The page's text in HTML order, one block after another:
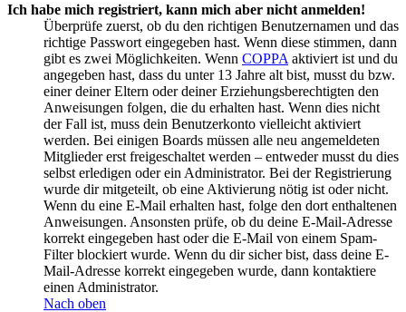
Ich habe mich registriert, kann mich aber nicht anmelden!
Überprüfe zuerst, ob du den richtigen Benutzernamen und das
richtige Passwort eingegeben hast. Wenn diese stimmen, dann
gibt es zwei Möglichkeiten. Wenn COPPA aktiviert ist und du
angegeben hast, dass du unter 13 Jahre alt bist, musst du bzw.
einer deiner Eltern oder deiner Erziehungsberechtigten den
Anweisungen folgen, die du erhalten hast. Wenn dies nicht
der Fall ist, muss dein Benutzerkonto vielleicht aktiviert
werden. Bei einigen Boards müssen alle neu angemeldeten
Mitglieder erst freigeschaltet werden – entweder musst du dies
selbst erledigen oder ein Administrator. Bei der Registrierung
wurde dir mitgeteilt, ob eine Aktivierung nötig ist oder nicht.
Wenn du eine E-Mail erhalten hast, folge den dort enthaltenen
Anweisungen. Ansonsten prüfe, ob du deine E-Mail-Adresse
korrekt eingegeben hast oder die E-Mail von einem Spam-
Filter blockiert wurde. Wenn du dir sicher bist, dass deine E-
Mail-Adresse korrekt eingegeben wurde, dann kontaktiere
einen Administrator.
Nach oben